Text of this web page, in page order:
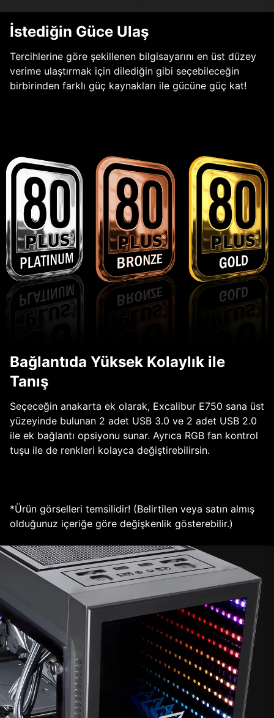
İstediğin Güce Ulaş
Tercihlerine göre şekillenen bilgisayarını en üst düzey
verime ulaştırmak için dilediğin gibi seçebileceğin
birbirinden farklı güç kaynakları ile gücüne güç kat!
Bağlantıda Yüksek Kolaylık ile
Tanış
Seçeceğin anakarta ek olarak, Excalibur E750 sana üst
yüzeyinde bulunan 2 adet USB 3.0 ve 2 adet USB 2.0
ile ek bağlantı opsiyonu sunar. Ayrıca RGB fan kontrol
tuşu ile de renkleri kolayca değiştirebilirsin.
*Ürün görselleri temsilidir! (Belirtilen veya satın almış
olduğunuz içeriğe göre değişkenlik gösterebilir.)